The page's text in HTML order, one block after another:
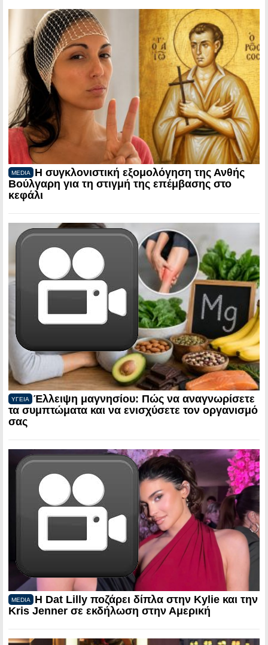
MEDIA
Η συγκλονιστική εξομολόγηση της Ανθής
Βούλγαρη για τη στιγμή της επέμβασης στο
κεφάλι
ΥΓΕΙΑ
Έλλειψη μαγνησίου: Πώς να αναγνωρίσετε
τα συμπτώματα και να ενισχύσετε τον οργανισμό
σας
MEDIA
Η Dat Lilly ποζάρει δίπλα στην Kylie και την
Kris Jenner σε εκδήλωση στην Αμερική